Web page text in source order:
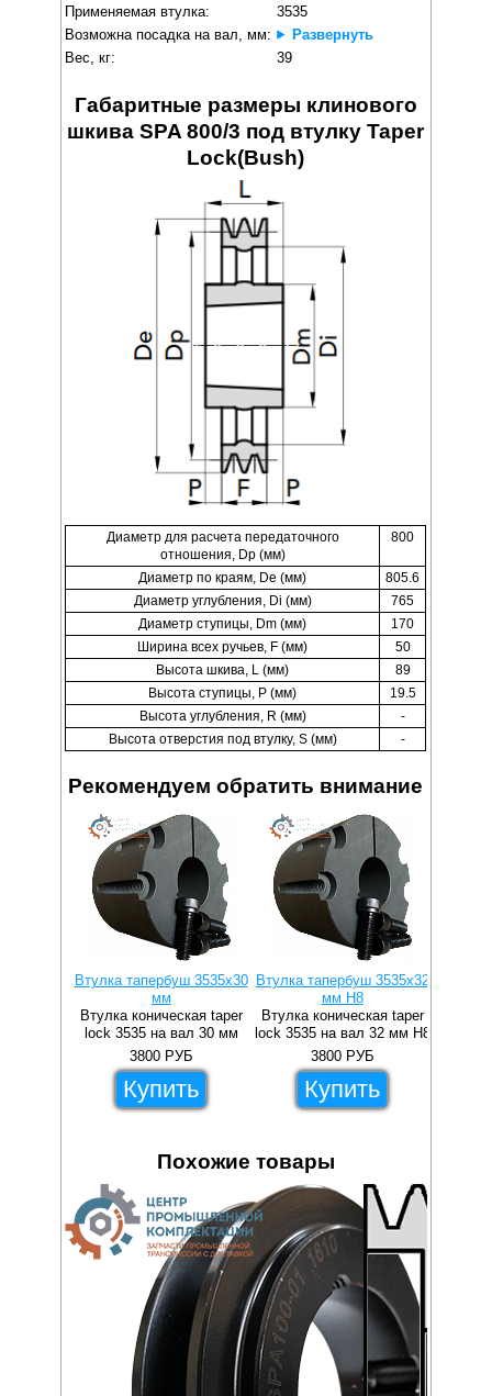
Применяемая втулка:
3535
Возможна посадка на вал, мм:
Развернуть
Вес, кг:
39
Габаритные размеры клинового
шкива SPA 800/3 под втулку Taper
Lock(Bush)
Диаметр для расчета передаточного
отношения, Dp (мм)
800
Диаметр по краям, De (мм)
805.6
Диаметр углубления, Di (мм)
765
Диаметр ступицы, Dm (мм)
170
Ширина всех ручьев, F (мм)
50
Высота шкива, L (мм)
89
Высота ступицы, P (мм)
19.5
Высота углубления, R (мм)
-
Высота отверстия под втулку, S (мм)
-
Рекомендуем обратить внимание
Втулка тапербуш 3535x30
мм
Втулка коническая taper
lock 3535 на вал 30 мм
3800 РУБ
Купить
Втулка тапербуш 3535x32
мм H8
Втулка коническая taper
lock 3535 на вал 32 мм H8
3800 РУБ
Купить
Похожие товары